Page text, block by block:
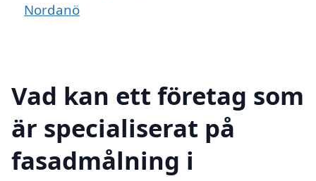
Nordanö
Vad kan ett företag som
är specialiserat på
fasadmålning i